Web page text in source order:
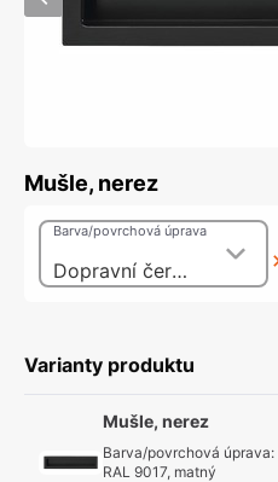
Mušle, nerez
Dopravní černá, RAL 9017, matný
Barva/povrchová úprava
Varianty produktu
Mušle, nerez
Barva/povrchová úprava:
RAL 9017, matný